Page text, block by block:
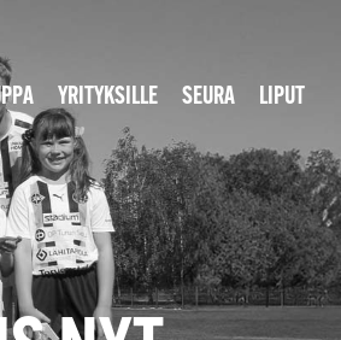
YRITYKSILLE SEURA LIPUT